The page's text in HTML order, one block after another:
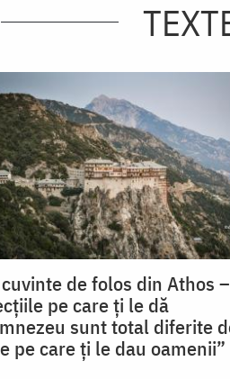
de folos din Athos –
pe care ţi le dă
sunt total diferite
pe care ţi le dau oamenii”